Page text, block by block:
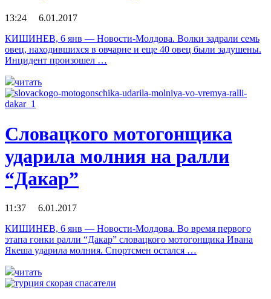
13:24 6.01.2017
КИШИНЕВ, 6 янв — Новости-Молдова. Волки задрали семь
овец, находившихся в овчарне и еще 40 овец были задушены.
Инцидент произошел …
читать
Словацкого мотогонщика
ударила молния на ралли
“Дакар”
11:37 6.01.2017
КИШИНЕВ, 6 янв — Новости-Молдова. Во время первого
этапа гонки ралли “Дакар” словацкого мотогонщика Ивана
Якеша ударила молния. Спортсмен остался …
читать